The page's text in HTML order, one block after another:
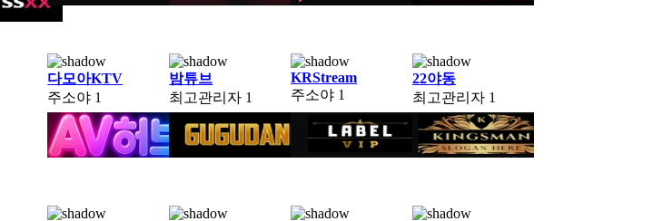
다모아KTV
주소야 1
밤튜브
최고관리자 1
KRStream
주소야 1
22야동
최고관리자 1